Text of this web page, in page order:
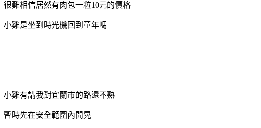
很難相信居然有肉包一粒10元的價格
小雞是坐到時光機回到童年嗎
小雞有講我對宜蘭市的路還不熟
暫時先在安全範圍內閒晃